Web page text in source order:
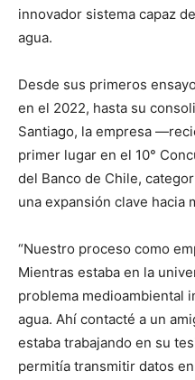
innovador sistema capaz
agua.
Desde sus primeros
en el 2022, hasta su
Santiago, la empresa
primer lugar en el 10°
del Banco de Chile,
una expansión clave hacia
“Nuestro proceso como
Mientras estaba en la
problema medioambiental
agua. Ahí contacté a un
estaba trabajando en su
permitía transmitir datos